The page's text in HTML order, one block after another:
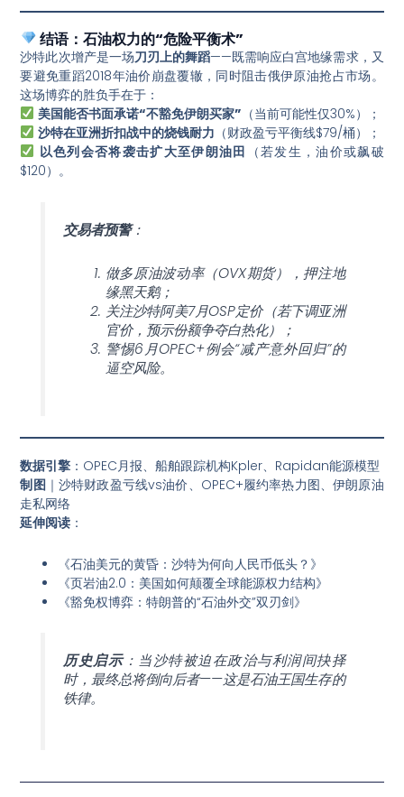
结语：石油权力的“危险平衡术”
沙特此次增产是一场刀刃上的舞蹈——既需响应白宫地缘需求，又
要避免重蹈2018年油价崩盘覆辙，同时阻击俄伊原油抢占市场。
这场博弈的胜负手在于：
美国能否书面承诺“不豁免伊朗买家” （当前可能性仅30%）；
沙特在亚洲折扣战中的烧钱耐力 （财政盈亏平衡线$79/桶）；
以色列会否将袭击扩大至伊朗油田 （若发生，油价或飙破
$120）。
交易者预警：
做多原油波动率（OVX期货），押注地
缘黑天鹅；
关注沙特阿美7月OSP定价（若下调亚洲
官价，预示份额争夺白热化）；
警惕6月OPEC+例会“减产意外回归”的
逼空风险。
数据引擎 ：OPEC月报、船舶跟踪机构Kpler、Rapidan能源模型
制图 ｜沙特财政盈亏线vs油价、OPEC+履约率热力图、伊朗原油
走私网络
延伸阅读 ：
《石油美元的黄昏：沙特为何向人民币低头？》
《页岩油2.0：美国如何颠覆全球能源权力结构》
《豁免权博弈：特朗普的“石油外交”双刃剑》
历史启示：当沙特被迫在政治与利润间抉择
时，最终总将倒向后者——这是石油王国生存的
铁律。